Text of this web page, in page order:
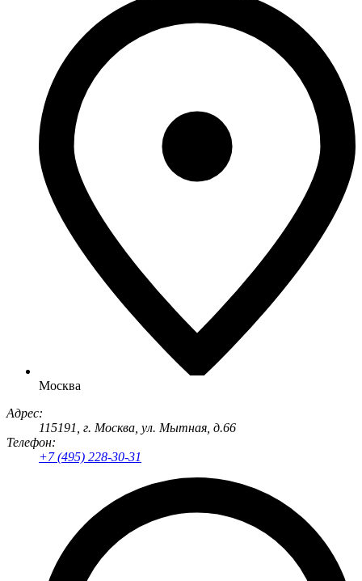
Москва
Адрес:
115191 , г. Москва ул. Мытная, д.66
Телефон:
+7 (495) 228-30-31